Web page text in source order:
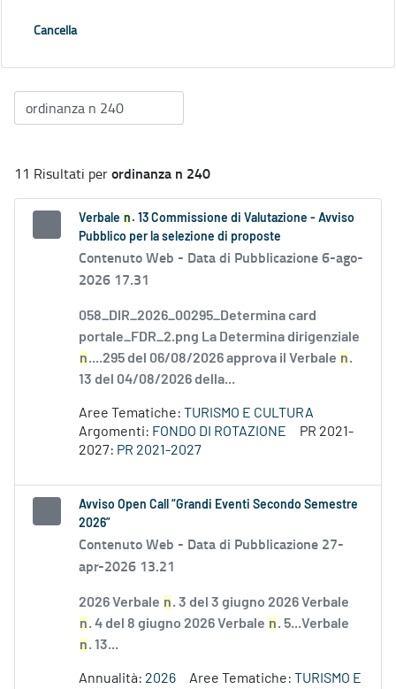
Cancella
11 Risultati perordinanza n 240
Verbale n . 13 Commissione di Valutazione - Avviso
Pubblico per la selezione di proposte
Contenuto Web - Data di Pubblicazione 6-ago-
2026 17.31
058_DIR_2026_00295_Determina card
portale_FDR_2.png La Determina dirigenziale
n....295 del 06/08/2026 approva il Verbale n.
13 del 04/08/2026 della...
Aree Tematiche: TURISMO E CULTURA
Argomenti: FONDO DI ROTAZIONE
PR 2021-
2027: PR 2021-2027
Avviso Open Call “Grandi Eventi Secondo Semestre
2026”
Contenuto Web - Data di Pubblicazione 27-
apr-2026 13.21
2026 Verbale n. 3 del 3 giugno 2026 Verbale
n. 4 del 8 giugno 2026 Verbale n. 5...Verbale
n. 13...
Annualità: 2026 Aree Tematiche: TURISMO E